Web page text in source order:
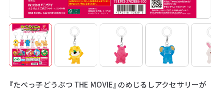
『たべっ子どうぶつ THE MOVIE』のめじるしアクセサリーが